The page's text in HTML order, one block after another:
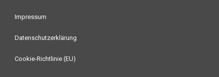
Impressum
Datenschutzerklärung
Cookie-Richtlinie (EU)